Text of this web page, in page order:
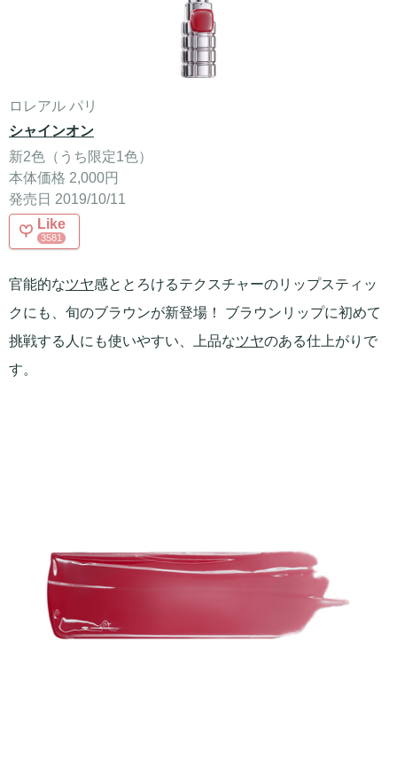
ロレアル パリ
シャインオン
新2色（うち限定1色）
本体価格 2,000円
発売日 2019/10/11
Like
3581
官能的なツヤ感ととろけるテクスチャーのリップスティッ
クにも、旬のブラウンが新登場！ ブラウンリップに初めて
挑戦する人にも使いやすい、上品なツヤのある仕上がりで
す。